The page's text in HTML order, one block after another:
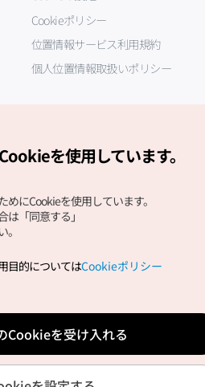
Cookieポリシー
位置情報サービス利用規約
個人位置情報取扱いポリシー
Organization All Rights
ール
を使用しています。
にCookieを使用しています。
「同意する」
目的についてはCookieポリシー
Cookieを受け入れる